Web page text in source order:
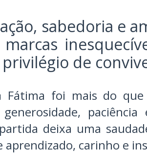
sabedoria e
de
Fátima foi mais do
deixa uma
aprendizado, carinho e